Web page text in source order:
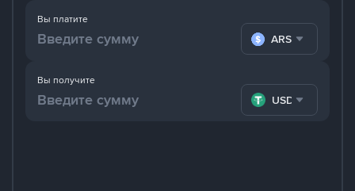
Вы платите
ARS
Вы получите
USDT